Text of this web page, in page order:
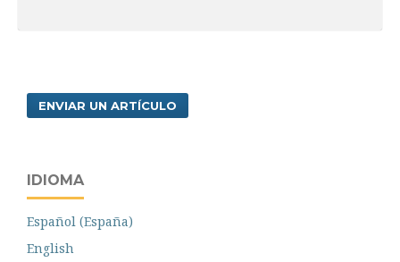
ENVIAR UN ARTÍCULO
IDIOMA
Español (España)
English